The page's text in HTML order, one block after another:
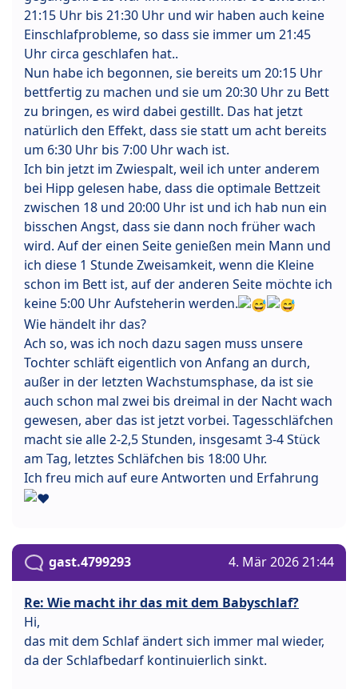
21:15 Uhr bis 21:30 Uhr und wir haben auch keine
Einschlafprobleme, so dass sie immer um 21:45
Uhr circa geschlafen hat..
Nun habe ich begonnen, sie bereits um 20:15 Uhr
bettfertig zu machen und sie um 20:30 Uhr zu Bett
zu bringen, es wird dabei gestillt. Das hat jetzt
natürlich den Effekt, dass sie statt um acht bereits
um 6:30 Uhr bis 7:00 Uhr wach ist.
Ich bin jetzt im Zwiespalt, weil ich unter anderem
bei Hipp gelesen habe, dass die optimale Bettzeit
zwischen 18 und 20:00 Uhr ist und ich hab nun ein
bisschen Angst, dass sie dann noch früher wach
wird. Auf der einen Seite genießen mein Mann und
ich diese 1 Stunde Zweisamkeit, wenn die Kleine
schon im Bett ist, auf der anderen Seite möchte ich
keine 5:00 Uhr Aufsteherin werden.
Wie händelt ihr das?
Ach so, was ich noch dazu sagen muss unsere
Tochter schläft eigentlich von Anfang an durch,
außer in der letzten Wachstumsphase, da ist sie
auch schon mal zwei bis dreimal in der Nacht wach
gewesen, aber das ist jetzt vorbei. Tagesschläfchen
macht sie alle 2-2,5 Stunden, insgesamt 3-4 Stück
am Tag, letztes Schläfchen bis 18:00 Uhr.
Ich freu mich auf eure Antworten und Erfahrung
gast.4799293 4. Mär 2026 21:44
Re: Wie macht ihr das mit dem Babyschlaf?
Hi,
das mit dem Schlaf ändert sich immer mal wieder,
da der Schlafbedarf kontinuierlich sinkt.